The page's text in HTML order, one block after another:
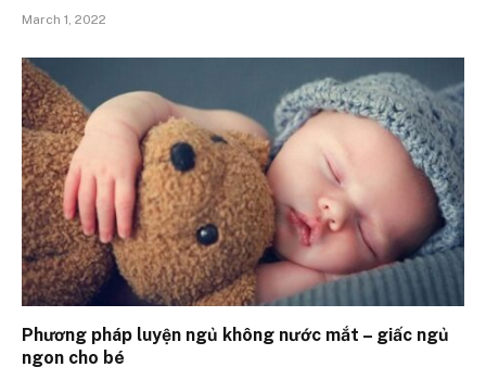
March 1, 2022
Phương pháp luyện ngủ không nước mắt – giấc ngủ
ngon cho bé